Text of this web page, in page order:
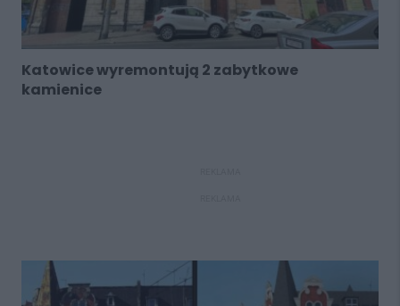
Katowice wyremontują 2 zabytkowe
kamienice